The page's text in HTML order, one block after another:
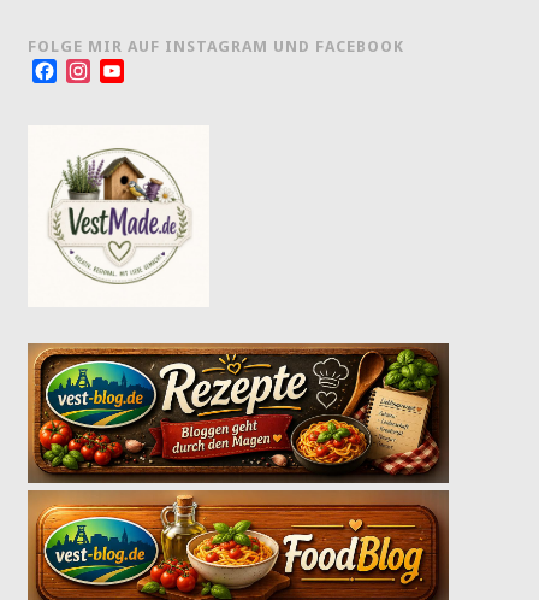
FOLGE MIR AUF INSTAGRAM UND FACEBOOK
FacebookInstagram